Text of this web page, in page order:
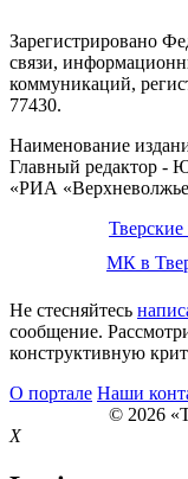
Зарегистрировано
связи,
коммуникаций,
77430.
Наименование
Главный редактор -
«РИА
МК в
Не стесняйтесь
сообщение.
конструктивную
О портале Наши
© 2026
X